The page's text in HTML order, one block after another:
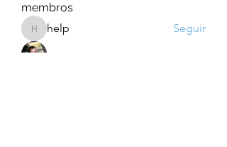
membros
helphelp Seguir